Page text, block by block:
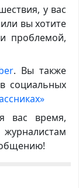
у вас
вы хотите
проблемой,
. Вы также
социальных
вас время,
общению!